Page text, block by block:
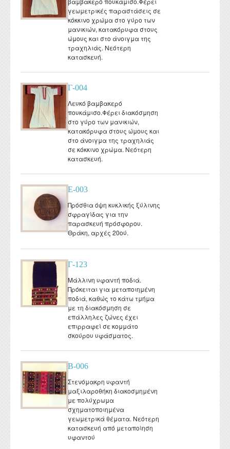
γεωμετρικές παραστάσεις σε
κόκκινο χρώμα στο γύρο των
μανικιών, κατακόρυφα στους
ώμους και στο άνοιγμα της
τραχηλιάς. Νεότερη
κατασκευή.
Γ-004
Λευκό βαμβακερό
πουκάμισο.Φέρει διακόσμηση
στο γύρο των μανικιών,
κατακόρυφα στους ώμους και
στο άνοιγμα της τραχηλιάς
σε κόκκινο χρώμα. Νεότερη
κατασκευή.
Ε-003
Πρόσθια όψη κυκλικής ξύλινης
σφραγίδας για την
παρασκευή πρόσφορου.
Θράκη, αρχές 20ού.
Γ-123
Μάλλινη υφαντή ποδιά.
Πρόκειται για μεταποιημένη
ποδιά, καθώς το κάτω τμήμα
με τη διακόσμηση σε
επάλληλες ζώνες έχει
επιρραφεί σε κομμάτο
σκούρου υφάσματος.
Β-006
Στενόμακρη υφαντή
μαξιλαροθήκη διακοσμημένη
με πολύχρωμα
σχηματοποιημένα
γεωμετρικά θέματα. Νεότερη
κατασκευή από μεταποίηση
υφαντού